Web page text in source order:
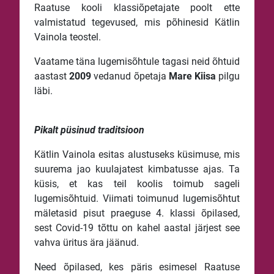
Raatuse kooli klassiõpetajate poolt ette
valmistatud tegevused, mis põhinesid Kätlin
Vainola teostel.
Vaatame täna lugemisõhtule tagasi neid õhtuid
aastast2009 vedanud õpetaja Mare Kiisa pilgu
läbi.
Pikalt püsinud traditsioon
Kätlin Vainola esitas alustuseks küsimuse, mis
suurema jao kuulajatest kimbatusse ajas. Ta
küsis, et kas teil koolis toimub sageli
lugemisõhtuid. Viimati toimunud lugemisõhtut
mäletasid pisut praeguse 4. klassi õpilased,
sest Covid-19 tõttu on kahel aastal järjest see
vahva üritus ära jäänud.
Need õpilased, kes päris esimesel Raatuse